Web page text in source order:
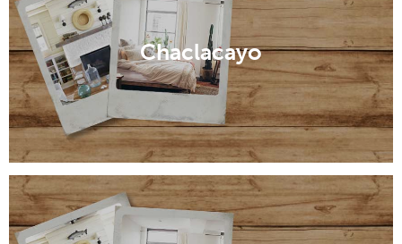
Chaclacayo